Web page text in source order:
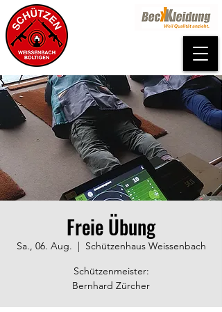
Freie Übung
Sa., 06. Aug.
  |
Schützenhaus Weissenbach
Schützenmeister:
Bernhard Zürcher